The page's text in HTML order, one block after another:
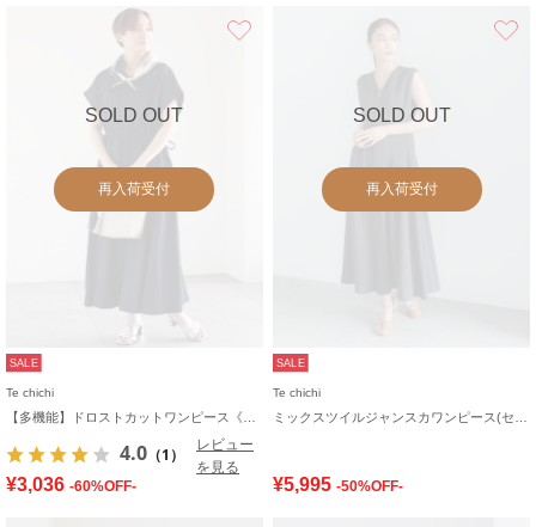
SOLD OUT
再入荷受付
SALE
Te chichi
4.0 （1）
レビュー
を見る
¥3,036 -60%OFF-
SOLD OUT
再入荷受付
SALE
Te chichi
¥5,995 -50%OFF-